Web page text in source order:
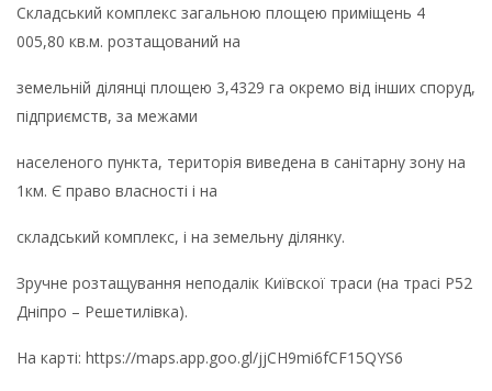
Складський комплекс загальною площею приміщень 4
005,80 кв.м. розтащований на
земельній ділянці площею 3,4329 га окремо від інших споруд,
підприємств, за межами
населеного пункта, територія виведена в санітарну зону на
1км. Є право власності і на
складський комплекс, і на земельну ділянку.
Зручне розтащування неподалік Київскої траси (на трасі Р52
Дніпро – Решетилівка).
На карті: https://maps.app.goo.gl/jjCH9mi6fCF15QYS6